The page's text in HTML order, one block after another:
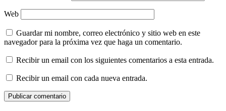
Web
Guardar mi nombre, correo electrónico y sitio web en este
navegador para la próxima vez que haga un comentario.
Recibir un email con los siguientes comentarios a esta entrada.
Recibir un email con cada nueva entrada.